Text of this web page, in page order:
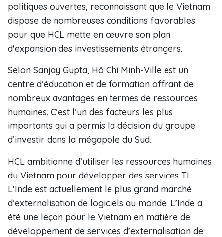
politiques ouvertes, reconnaissant que le Vietnam
dispose de nombreuses conditions favorables
pour que HCL mette en œuvre son plan
d'expansion des investissements étrangers.
Selon Sanjay Gupta, Hô Chi Minh-Ville est un
centre d’éducation et de formation offrant de
nombreux avantages en termes de ressources
humaines. C’est l’un des facteurs les plus
importants qui a permis la décision du groupe
d’investir dans la mégapole du Sud.
HCL ambitionne d’utiliser les ressources humaines
du Vietnam pour développer des services TI.
L'Inde est actuellement le plus grand marché
d’externalisation de logiciels au monde. L’Inde a
été une leçon pour le Vietnam en matière de
développement de services d’externalisation de